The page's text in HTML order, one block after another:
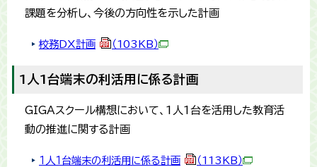
課題を分析し、今後の方向性を示した計画
校務DX計画 （103KB）
1人1台端末の利活用に係る計画
GIGAスクール構想において、1人1台を活用した教育活
動の推進に関する計画
１人１台端末の利活用に係る計画 （113KB）